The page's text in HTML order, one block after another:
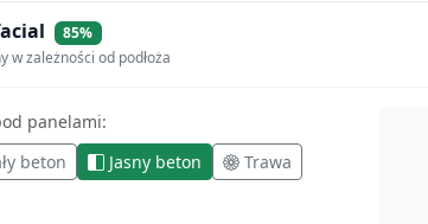
85%
w zależności od podłoża
panelami:
beton Jasny beton
Trawa